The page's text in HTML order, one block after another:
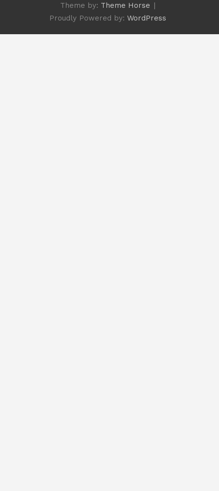
Theme by: Theme Horse
Proudly Powered by: WordPress